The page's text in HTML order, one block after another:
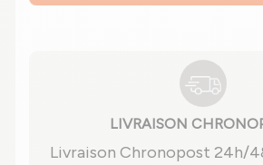
LIVRAISON
Livraison Chronopost 24h/